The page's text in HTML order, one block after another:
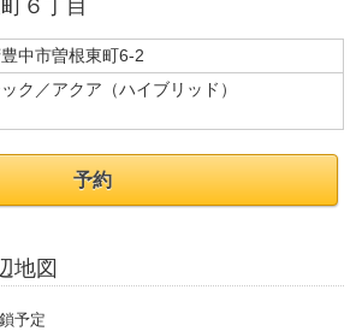
６丁目
中市曽根東町6-2
ク／アクア（ハイブリッド）
予約
地図
予定